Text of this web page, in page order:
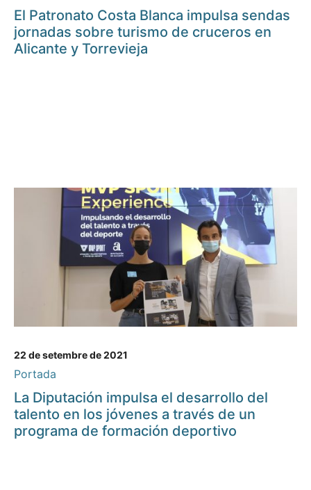
El Patronato Costa Blanca impulsa sendas
jornadas sobre turismo de cruceros en
Alicante y Torrevieja
22 de setembre de 2021
Portada
La Diputación impulsa el desarrollo del
talento en los jóvenes a través de un
programa de formación deportivo